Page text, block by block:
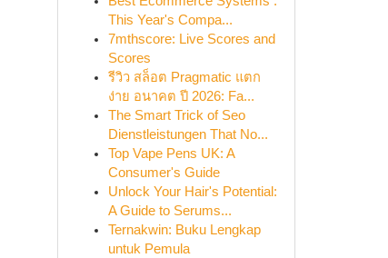
This Year's Compa...
7mthscore: Live Scores and
Scores
รีวิว สล็อต Pragmatic แตก
ง่าย อนาคต ปี 2026: Fa...
The Smart Trick of Seo
Dienstleistungen That No...
Top Vape Pens UK: A
Consumer's Guide
Unlock Your Hair's Potential:
A Guide to Serums...
Ternakwin: Buku Lengkap
untuk Pemula